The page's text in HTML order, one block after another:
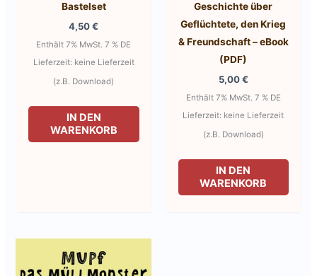
Bastelset
4,50€
Enthält 7% MwSt. 7 % DE
Lieferzeit: keine Lieferzeit
(z.B. Download)
IN DEN
WARENKORB
Geschichte über
Geflüchtete, den Krieg
& Freundschaft – eBook
(PDF)
5,00€
Enthält 7% MwSt. 7 % DE
Lieferzeit: keine Lieferzeit
(z.B. Download)
IN DEN
WARENKORB